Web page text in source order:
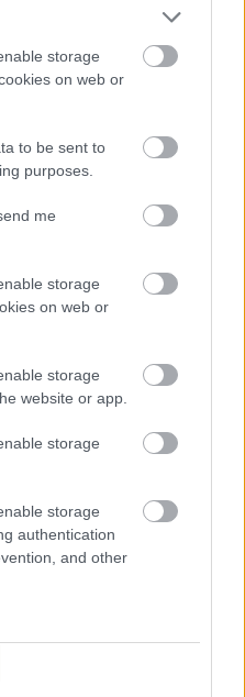
storage
on web or
to be sent to
purposes.
me
storage
on web or
storage
website or app.
storage
storage
authentication
and other
φιλικό της επί